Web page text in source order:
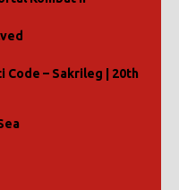
Code – Sakrileg | 20th